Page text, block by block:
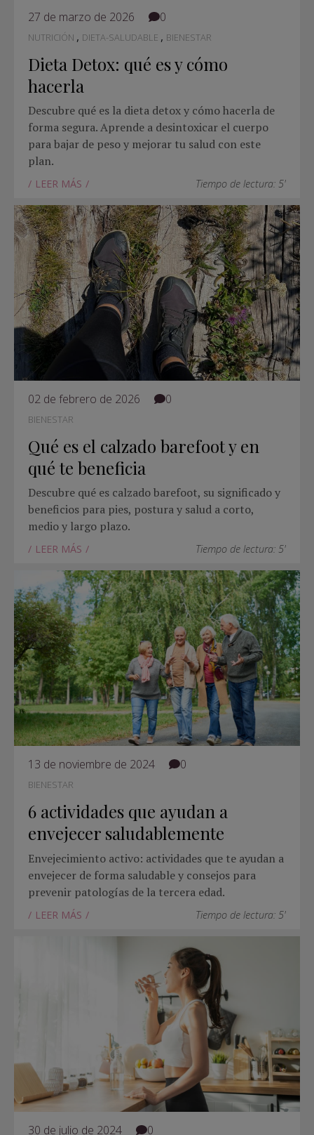
27 de marzo de 2026 0
NUTRICIÓN , DIETA-SALUDABLE , BIENESTAR
Dieta Detox: qué es y cómo
hacerla
Descubre qué es la dieta detox y cómo hacerla de
forma segura. Aprende a desintoxicar el cuerpo
para bajar de peso y mejorar tu salud con este
plan.
LEER MÁS Tiempo de lectura: 5'
02 de febrero de 2026 0
BIENESTAR
Qué es el calzado barefoot y en
qué te beneficia
Descubre qué es calzado barefoot, su significado y
beneficios para pies, postura y salud a corto,
medio y largo plazo.
LEER MÁS Tiempo de lectura: 5'
13 de noviembre de 2024 0
BIENESTAR
6 actividades que ayudan a
envejecer saludablemente
Envejecimiento activo: actividades que te ayudan a
envejecer de forma saludable y consejos para
prevenir patologías de la tercera edad.
LEER MÁS Tiempo de lectura: 5'
30 de julio de 2024 0